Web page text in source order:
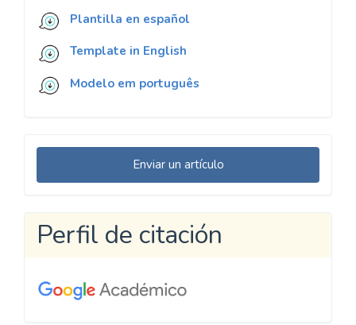
Plantilla en español
Template in English
Modelo em português
Enviar
un
Enviar un artículo
Perfil de citación